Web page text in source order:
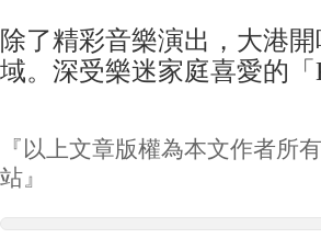
除了精彩音樂演出，大港
域。深受樂迷家庭喜愛的「
『以上文章版權為本文作者所
站』